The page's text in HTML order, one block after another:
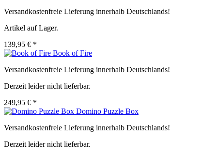
Versandkostenfreie Lieferung innerhalb Deutschlands!
Artikel auf Lager.
139,95 € *
Book of Fire
Versandkostenfreie Lieferung innerhalb Deutschlands!
Derzeit leider nicht lieferbar.
249,95 € *
Domino Puzzle Box
Versandkostenfreie Lieferung innerhalb Deutschlands!
Derzeit leider nicht lieferbar.